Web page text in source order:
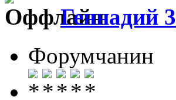
Геннадий 3
Форумчанин